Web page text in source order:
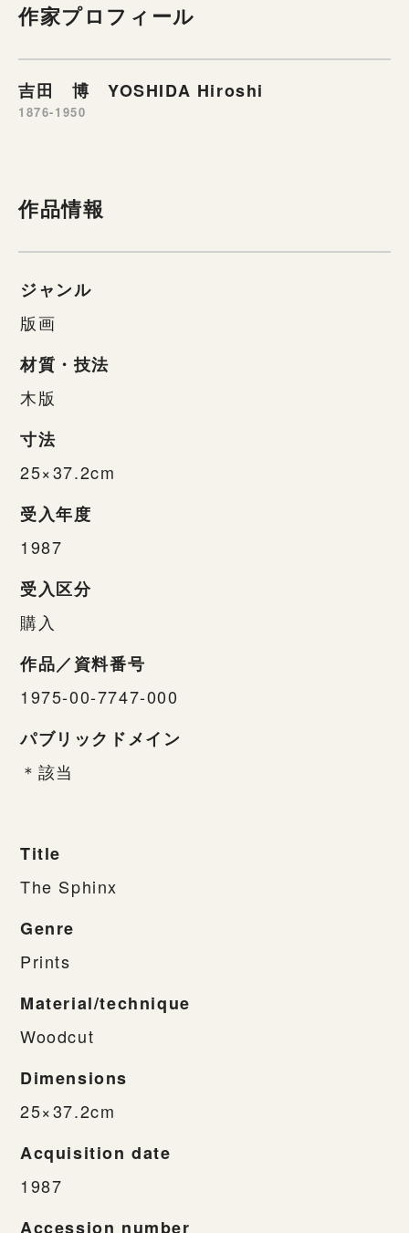
作家プロフィール
吉田 博 YOSHIDA Hiroshi
1876-1950
作品情報
ジャンル
版画
材質・技法
木版
寸法
25×37.2cm
受入年度
1987
受入区分
購入
作品／資料番号
1975-00-7747-000
パブリックドメイン
＊該当
Title
The Sphinx
Genre
Prints
Material/technique
Woodcut
Dimensions
25×37.2cm
Acquisition date
1987
Accession number